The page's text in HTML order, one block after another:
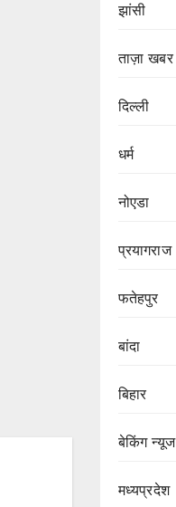
झांसी
ताज़ा खबर
दिल्ली
धर्म
नोएडा
प्रयागराज
फतेहपुर
बांदा
बिहार
बेकिंग न्यूज
मध्यप्रदेश